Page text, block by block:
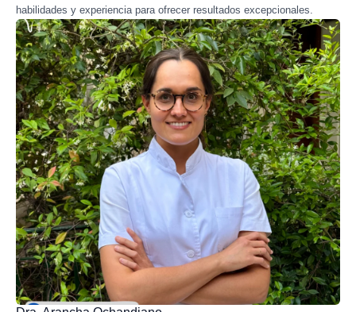
habilidades y experiencia para ofrecer resultados excepcionales.